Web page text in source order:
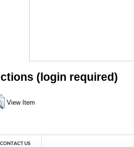
(login required)
View Item